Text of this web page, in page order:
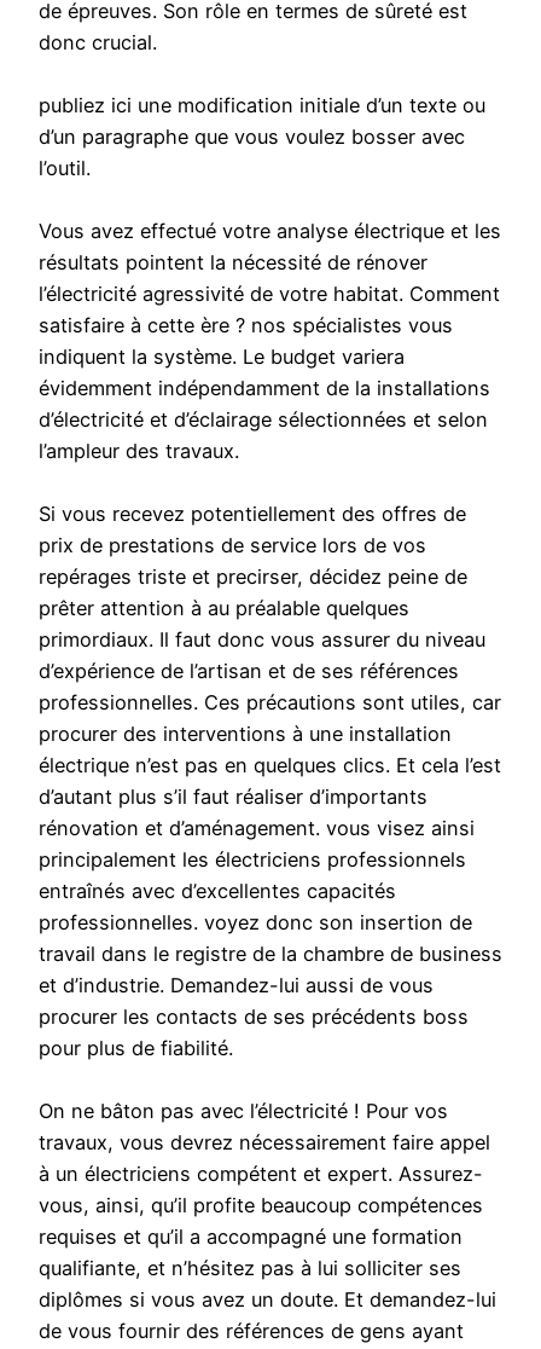
de épreuves. Son rôle en termes de sûreté est
donc crucial.
publiez ici une modification initiale d’un texte ou
d’un paragraphe que vous voulez bosser avec
l’outil.
Vous avez effectué votre analyse électrique et les
résultats pointent la nécessité de rénover
l’électricité agressivité de votre habitat. Comment
satisfaire à cette ère ? nos spécialistes vous
indiquent la système. Le budget variera
évidemment indépendamment de la installations
d’électricité et d’éclairage sélectionnées et selon
l’ampleur des travaux.
Si vous recevez potentiellement des offres de
prix de prestations de service lors de vos
repérages triste et precirser, décidez peine de
prêter attention à au préalable quelques
primordiaux. Il faut donc vous assurer du niveau
d’expérience de l’artisan et de ses références
professionnelles. Ces précautions sont utiles, car
procurer des interventions à une installation
électrique n’est pas en quelques clics. Et cela l’est
d’autant plus s’il faut réaliser d’importants
rénovation et d’aménagement. vous visez ainsi
principalement les électriciens professionnels
entraînés avec d’excellentes capacités
professionnelles. voyez donc son insertion de
travail dans le registre de la chambre de business
et d’industrie. Demandez-lui aussi de vous
procurer les contacts de ses précédents boss
pour plus de fiabilité.
On ne bâton pas avec l’électricité ! Pour vos
travaux, vous devrez nécessairement faire appel
à un électriciens compétent et expert. Assurez-
vous, ainsi, qu’il profite beaucoup compétences
requises et qu’il a accompagné une formation
qualifiante, et n’hésitez pas à lui solliciter ses
diplômes si vous avez un doute. Et demandez-lui
de vous fournir des références de gens ayant